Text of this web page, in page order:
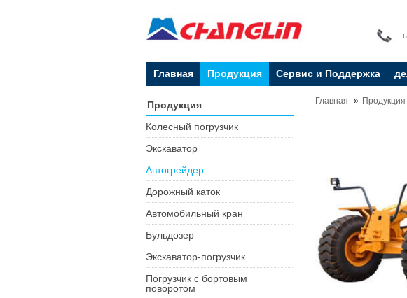
Главная Продукция Сервис и Поддержка
Главная Продукция
Продукция
Колесный погрузчик
Экскаватор
Автогрейдер
Дорожный каток
Автомобильный кран
Бульдозер
Экскаватор-погрузчик
Погрузчик с бортовым
поворотом